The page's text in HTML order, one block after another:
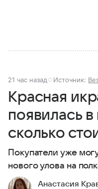
21 час назад Источник:
Красная
появилась
сколько
Покупатели уже
нового улова на
Анастасия